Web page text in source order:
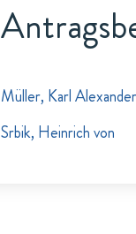
Müller, Karl
Srbik, Heinrich von